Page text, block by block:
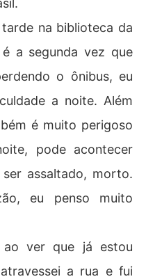
na biblioteca da
a segunda vez que
o ônibus, eu
a noite. Além
é muito perigoso
pode acontecer
assaltado, morto.
eu penso muito
ver que já estou
a rua e fui